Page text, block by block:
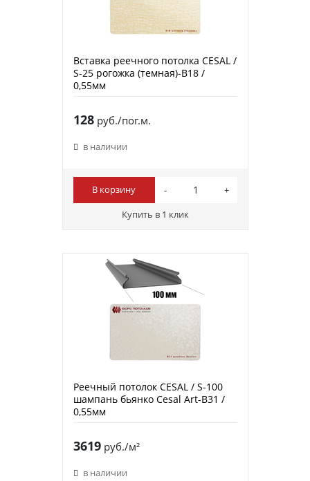
Вставка реечного потолка CESAL /
S-25 рогожка (темная)-B18 /
0,55мм
128руб./пог.м.
в наличии
В корзину
Купить в 1 клик
Реечный потолок CESAL / S-100
шампань бьянко Cesal Art-B31 /
0,55мм
3619руб./м²
в наличии